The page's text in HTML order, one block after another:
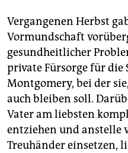
Vergangenen Herbst
Vormundschaft
gesundheitlicher
private Fürsorge für die
Montgomery, bei der
auch bleiben soll.
Vater am liebsten
entziehen und anstelle
Treuhänder einsetzen,